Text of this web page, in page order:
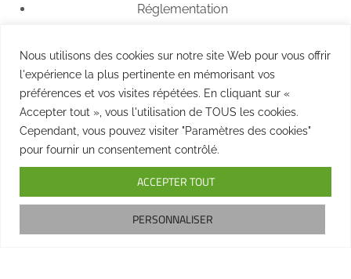
Nous utilisons des cookies sur notre site Web pour vous offrir
l'expérience la plus pertinente en mémorisant vos
préférences et vos visites répétées. En cliquant sur «
Accepter tout », vous l'utilisation de TOUS les cookies.
Cependant, vous pouvez visiter "Paramètres des cookies"
pour fournir un consentement contrôlé.
PERSONNALISER
ACCEPTER TOUT
Réglementation
Tarifs
Nous contacter
Copyright © 2025 Hobo Tiny House. Tous droits réservés –
Mentions Légales